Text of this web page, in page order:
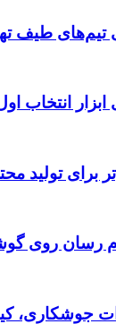
تیم‌های طیف
ابزار
واقعا اثر دارد؟ یک
جوشکاری،